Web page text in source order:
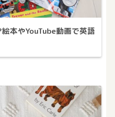
本やYouTube動画で英語